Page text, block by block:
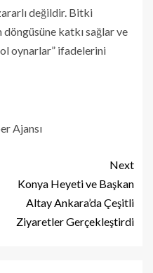
değildir. Bitki
katkı sağlar ve
oynarlar” ifadelerini
Ajansı
Next
Konya Heyeti ve Başkan
Altay Ankara’da Çeşitli
Ziyaretler Gerçekleştirdi